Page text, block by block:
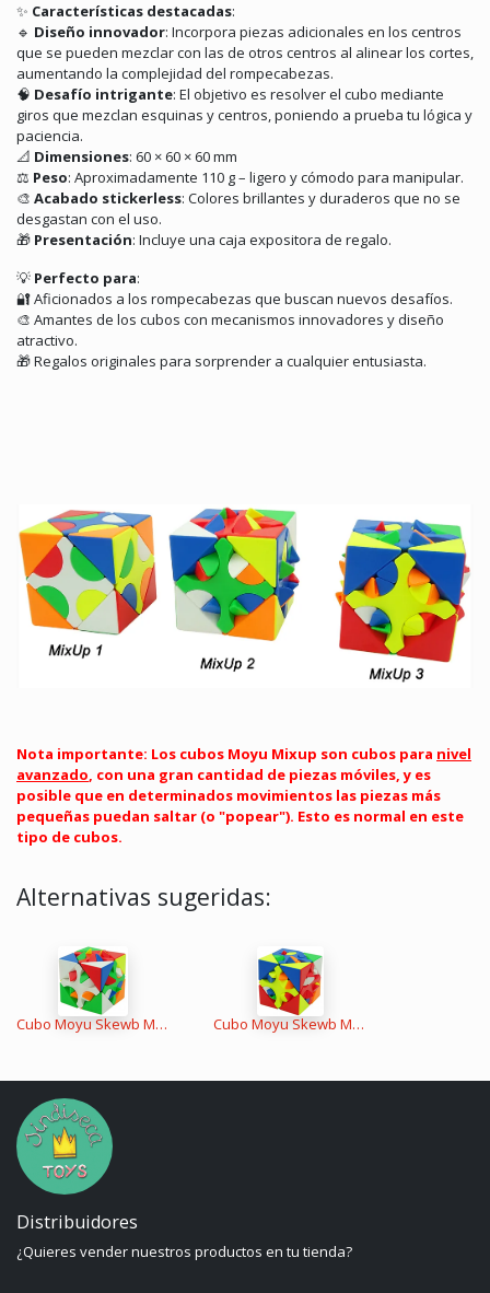
✨ Características destacadas:
🔹 Diseño innovador: Incorpora piezas adicionales en los centros
que se pueden mezclar con las de otros centros al alinear los cortes,
aumentando la complejidad del rompecabezas.
🧠 Desafío intrigante: El objetivo es resolver el cubo mediante
giros que mezclan esquinas y centros, poniendo a prueba tu lógica y
paciencia.
📐 Dimensiones: 60 × 60 × 60 mm
⚖️ Peso: Aproximadamente 110 g – ligero y cómodo para manipular.
🎨 Acabado stickerless: Colores brillantes y duraderos que no se
desgastan con el uso.
🎁 Presentación: Incluye una caja expositora de regalo.
💡 Perfecto para:
🔐Aficionados a los rompecabezas que buscan nuevos desafíos.
🎨 Amantes de los cubos con mecanismos innovadores y diseño
atractivo.
🎁Regalos originales para sorprender a cualquier entusiasta.
Nota importante: Los cubos Moyu Mixup son cubos para nivel
avanzado, con una gran cantidad de piezas móviles, y es
posible que en determinados movimientos las piezas más
pequeñas puedan saltar (o "popear"). Esto es normal en este
tipo de cubos.
Alternativas sugeridas:
Cubo Moyu Skewb MixUp 2 Cubo Moyu Skewb MixUp 3
Distribuidores
¿Quieres vender nuestros productos en tu tienda?